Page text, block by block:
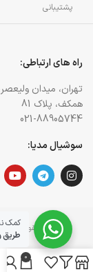
پشتیبانی
راه های ارتباطی:
تهران، میدان
همکف، پلاک 81
021-88905744
سوشیال مدیا:
کلیه حقوقکمک
طریق
0